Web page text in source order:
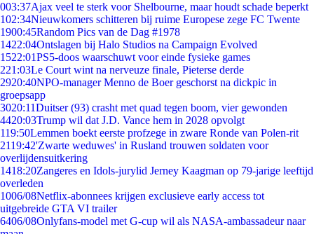
003:37Ajax veel te sterk voor Shelbourne, maar houdt schade beperkt
102:34Nieuwkomers schitteren bij ruime Europese zege FC Twente
1900:45Random Pics van de Dag #1978
1422:04Ontslagen bij Halo Studios na Campaign Evolved
1522:01PS5-doos waarschuwt voor einde fysieke games
221:03Le Court wint na nerveuze finale, Pieterse derde
2920:40NPO-manager Menno de Boer geschorst na dickpic in
groepsapp
3020:11Duitser (93) crasht met quad tegen boom, vier gewonden
4420:03Trump wil dat J.D. Vance hem in 2028 opvolgt
119:50Lemmen boekt eerste profzege in zware Ronde van Polen-rit
2119:42'Zwarte weduwes' in Rusland trouwen soldaten voor
overlijdensuitkering
1418:20Zangeres en Idols-jurylid Jerney Kaagman op 79-jarige leeftijd
overleden
1006/08Netflix-abonnees krijgen exclusieve early access tot
uitgebreide GTA VI trailer
6406/08Onlyfans-model met G-cup wil als NASA-ambassadeur naar